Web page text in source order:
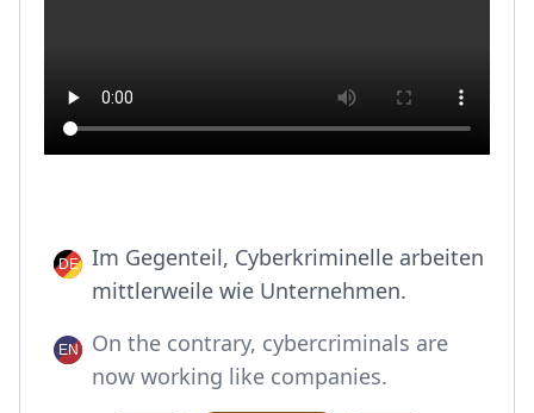
Im Gegenteil, Cyberkriminelle arbeiten
mittlerweile wie Unternehmen.
On the contrary, cybercriminals are
now working like companies.